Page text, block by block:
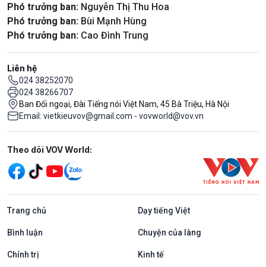
Phó trưởng ban: Nguyễn Thị Thu Hoa
Phó trưởng ban: Bùi Mạnh Hùng
Phó trưởng ban: Cao Đình Trung
Liên hệ
024 38252070
024 38266707
Ban Đối ngoại, Đài Tiếng nói Việt Nam, 45 Bà Triệu, Hà Nội
Email: vietkieuvov@gmail.com - vovworld@vov.vn
Mạng xã hội
Theo dõi VOV World:
Trang chủ Dạy tiếng Việt
Bình luận Chuyện của làng
Chính trị Kinh tế